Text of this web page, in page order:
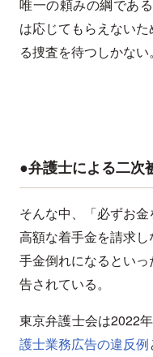
唯一の頼みの綱であ
は応じてもらえない
る捜査を待つしかない。
●弁護士による二次
そんな中、「必ずお金
高額な着手金を請求
手金倒れになるとい
告されている。
東京弁護士会は2022年
護士業務広告の違反例